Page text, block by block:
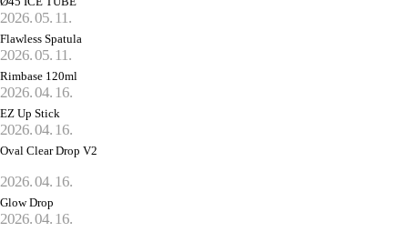
2026. 05. 11.
Flawless Spatula
2026. 05. 11.
Rimbase 120ml
2026. 04. 16.
EZ Up Stick
2026. 04. 16.
Oval Clear Drop V2
2026. 04. 16.
Glow Drop
2026. 04. 16.